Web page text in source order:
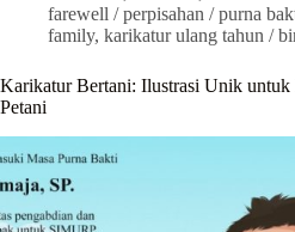
farewell / perpisahan / purna
family, karikatur ulang tahun /
Karikatur Bertani: Ilustrasi Unik untuk
Petani